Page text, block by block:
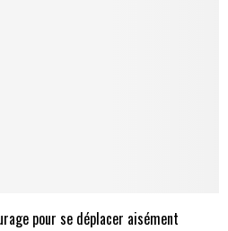
pour se déplacer aisément